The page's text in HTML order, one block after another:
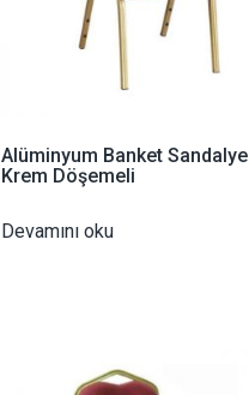
Alüminyum Banket Sandalye
Krem Döşemeli
Devamını oku